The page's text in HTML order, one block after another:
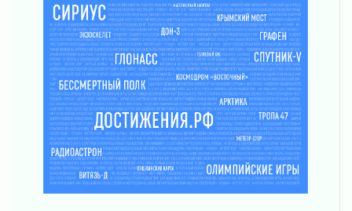
Без заявлений и очередей
01 августа 2026
Не женское это дело...уверены?
01 августа 2026
Все силы в кулак
01 августа 2026
Айда на пляж!
01 августа 2026
Один в поле — не воин
01 августа 2026
Пик топливного кризиса в регионе прошёл